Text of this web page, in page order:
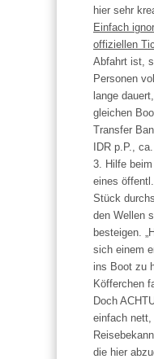
hier sehr
Einfach
offiziellen
Abfahrt ist,
Personen
lange
gleichen
Transfer
IDR p.P.,
3. Hilfe
eines
Stück
den Wellen
besteigen.
sich einem
ins Boot zu
Köfferchen
Doch
einfach nett,
die hier